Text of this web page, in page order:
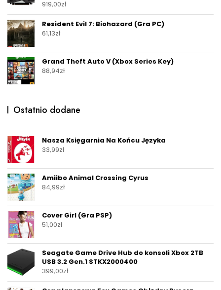
919,00zł
Resident Evil 7: Biohazard (Gra PC)
61,13zł
Grand Theft Auto V (Xbox Series Key)
88,94zł
Ostatnio dodane
Nasza Księgarnia Na Końcu Języka
33,99zł
Amiibo Animal Crossing Cyrus
84,99zł
Cover Girl (Gra PSP)
51,00zł
Seagate Game Drive Hub do konsoli Xbox 2TB
USB 3.2 Gen.1 STKX2000400
399,00zł